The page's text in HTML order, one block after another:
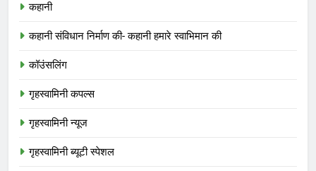
कहानी
कहानी संविधान निर्माण की- कहानी हमारे स्वाभिमान की
कॉउंसलिंग
गृहस्वामिनी कपल्स
गृहस्वामिनी न्यूज
गृहस्वामिनी ब्यूटी स्पेशल